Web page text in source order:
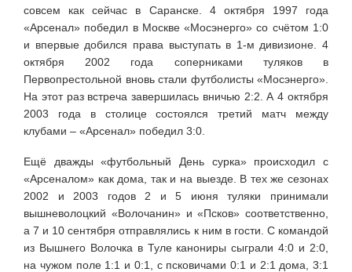
совсем как сейчас в Саранске. 4 октября 1997 года
«Арсенал» победил в Москве «Мосэнерго» со счётом 1:0
и впервые добился права выступать в 1-м дивизионе. 4
октября 2002 года соперниками туляков в
Первопрестольной вновь стали футболисты «Мосэнерго».
На этот раз встреча завершилась вничью 2:2. А 4 октября
2003 года в столице состоялся третий матч между
клубами – «Арсенал» победил 3:0.
Ещё дважды «футбольный День сурка» происходил с
«Арсеналом» как дома, так и на выезде. В тех же сезонах
2002 и 2003 годов 2 и 5 июня туляки принимали
вышневолоцкий «Волочанин» и «Псков» соответственно,
а 7 и 10 сентября отправлялись к ним в гости. С командой
из Вышнего Волочка в Туле канониры сыграли 4:0 и 2:0,
на чужом поле 1:1 и 0:1, с псковичами 0:1 и 2:1 дома, 3:1